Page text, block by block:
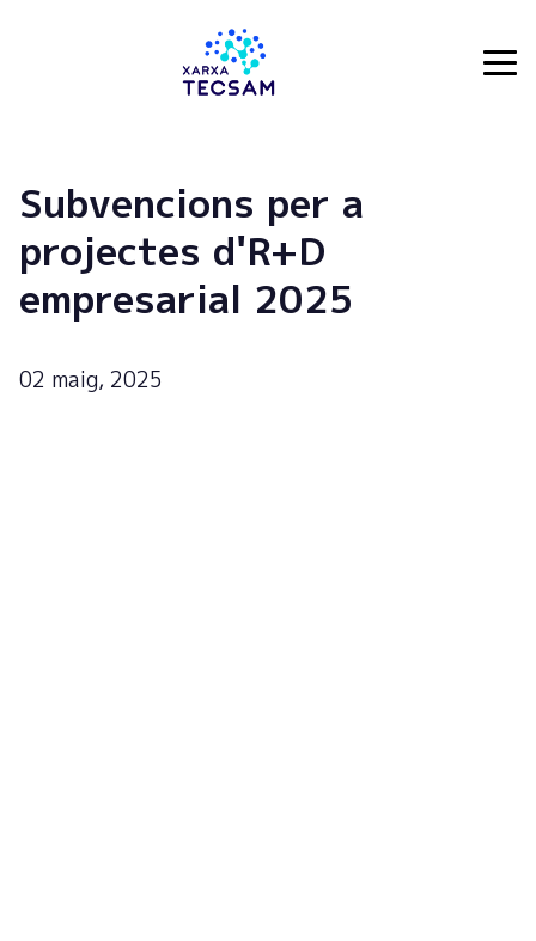
Subvencions per a
projectes d'R+D
empresarial 2025
02 maig, 2025